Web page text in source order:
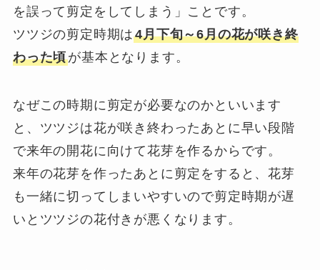
を誤って剪定をしてしまう」ことです。
ツツジの剪定時期は4月下旬～6月の花が咲き終
わった頃が基本となります。
なぜこの時期に剪定が必要なのかといいます
と、ツツジは花が咲き終わったあとに早い段階
で来年の開花に向けて花芽を作るからです。
来年の花芽を作ったあとに剪定をすると、花芽
も一緒に切ってしまいやすいので剪定時期が遅
いとツツジの花付きが悪くなります。